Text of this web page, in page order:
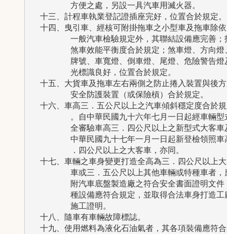
        方便之處，另設一具汽車用滅火器。
  十三、計程車執業登記證插座完好，位置合於規定。
十四、曳引車、經核可附掛拖車之小型車及拖車除
一般汽車檢驗規定外，其聯結設備應完善；
煞車效能平衡度合於規定；煞車燈、方向燈
牌號、車寬燈、倒車燈、尾燈、危險警告燈
        光標識良好，位置合於規定。
十五、大貨車及拖車左右兩側之防止捲入裝置與後
        安全防護裝置（或保險槓）合於規定。
十六、車高三．五公尺以上之汽車傾斜穩定度合於
。自中華民國九十六年七月一日起經車輛型
全審驗車高三．四公尺以上之新型式大客車
中華民國九十七年一月一日起新登檢領照車
        ．四公尺以上之大客車，亦同。
十七、車輛之車身變更打造全高為三．四公尺以上
車或三．五公尺以上其他車輛或特種車者，
附汽車底盤製造廠之符合安全書面證明文件
種設備應符合規定，並取得合法車身打造工
        施工證明。
  十八、隨車有車輛故障標誌。
十九、使用燃料為液化石油氣者，其各項裝備應符